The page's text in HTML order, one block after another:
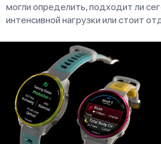
могли определить, подходит ли
интенсивной нагрузки или стоит